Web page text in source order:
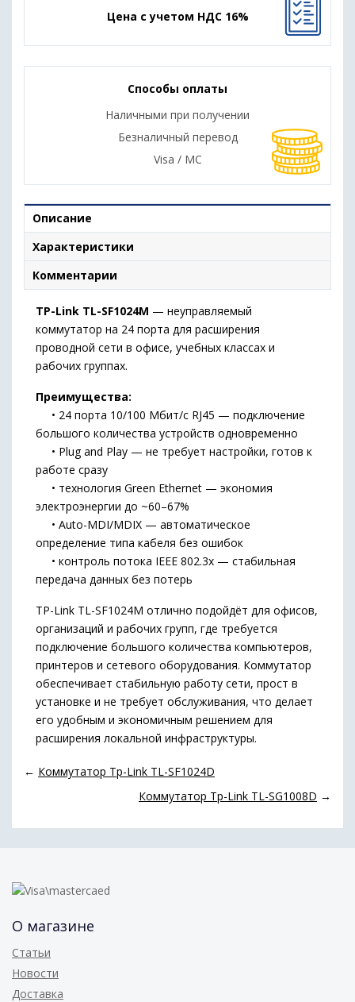
Цена с учетом НДС 16%
Способы оплаты
Наличными при получении
Безналичный перевод
Visa / MC
Описание
Характеристики
Комментарии
TP-Link TL-SF1024M — неуправляемый
коммутатор на 24 порта для расширения
проводной сети в офисе, учебных классах и
рабочих группах.
Преимущества:
• 24 порта 10/100 Мбит/с RJ45 — подключение
большого количества устройств одновременно
• Plug and Play — не требует настройки, готов к
работе сразу
• технология Green Ethernet — экономия
электроэнергии до ~60–67%
• Auto-MDI/MDIX — автоматическое
определение типа кабеля без ошибок
• контроль потока IEEE 802.3x — стабильная
передача данных без потерь
TP-Link TL-SF1024M отлично подойдёт для офисов,
организаций и рабочих групп, где требуется
подключение большого количества компьютеров,
принтеров и сетевого оборудования. Коммутатор
обеспечивает стабильную работу сети, прост в
установке и не требует обслуживания, что делает
его удобным и экономичным решением для
расширения локальной инфраструктуры.
← Коммутатор Tp-Link TL-SF1024D
Коммутатор Tp-Link TL-SG1008D →
О магазине
Статьи
Новости
Доставка